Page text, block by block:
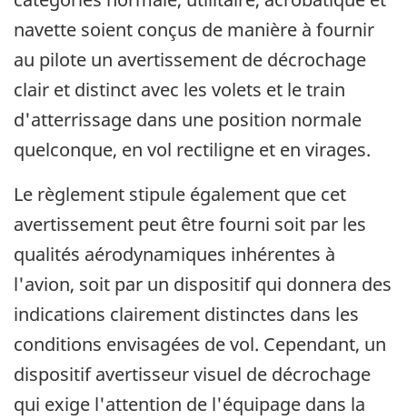
navette soient conçus de manière à fournir
au pilote un avertissement de décrochage
clair et distinct avec les volets et le train
d'atterrissage dans une position normale
quelconque, en vol rectiligne et en virages.
Le règlement stipule également que cet
avertissement peut être fourni soit par les
qualités aérodynamiques inhérentes à
l'avion, soit par un dispositif qui donnera des
indications clairement distinctes dans les
conditions envisagées de vol. Cependant, un
dispositif avertisseur visuel de décrochage
qui exige l'attention de l'équipage dans la